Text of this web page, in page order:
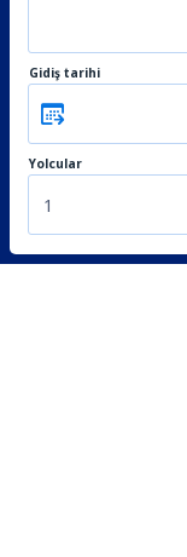
Gidiş tarihi
Yolcular
1